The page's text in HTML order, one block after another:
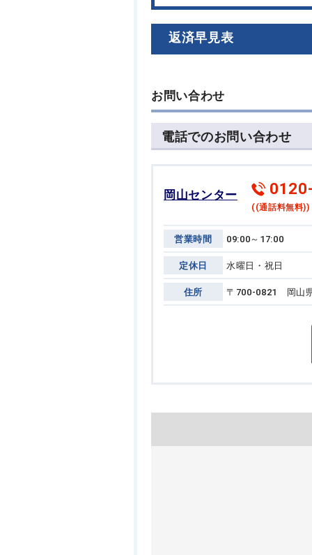
返済早見表
お問い合わせ
電話でのお問い合わせ
岡山センター
((通話料無料))
営業時間 09:00～17:00
定休日 水曜日・祝日
住所 〒700-0821 岡山